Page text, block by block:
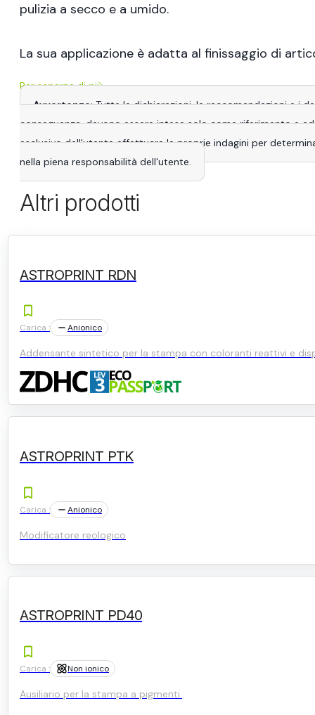
pulizia a secco e a umido.
La sua applicazione è adatta al finissaggio di
Per saperne di più
Avvertenze: Tutte le dichiarazioni, le raccomandazioni e i
conseguenza, devono essere intese solo come riferimento e
esclusivo dell'utente effettuare le proprie indagini per
nella piena responsabilità dell'utente.
Altri prodotti
ASTROPRINT RDN
Carica : Anionico
Addensante sintetico per la stampa con coloranti reattivi e
ASTROPRINT PTK
Carica : Anionico
Modificatore reologico
ASTROPRINT PD40
Carica : Non ionico
Ausiliario per la stampa a pigmenti.